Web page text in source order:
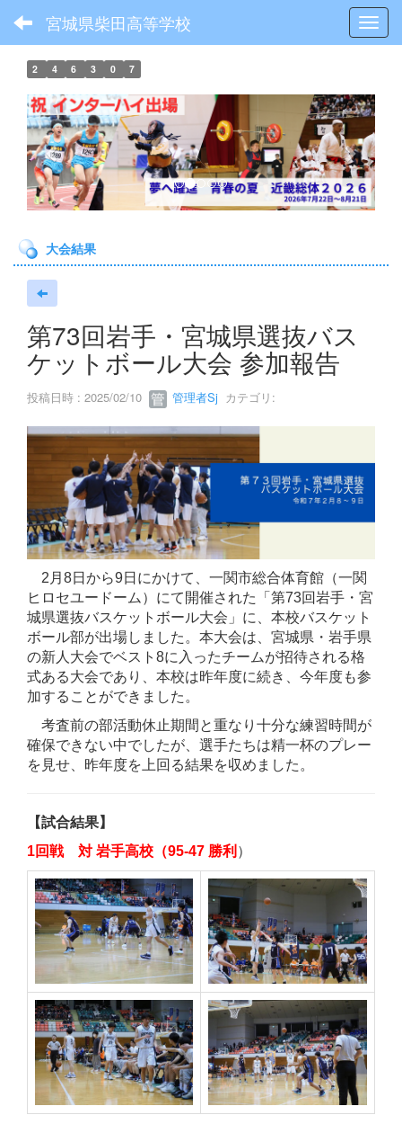
宮城県柴田高等学校
2 4 6 3 0 7
p
r
e
v
i
u
s
n
e
x
t
大会結果
第73回岩手・宮城県選抜バス
ケットボール大会 参加報告
投稿日時 : 2025/02/10 管理者Sj カテゴリ:
2月8日から9日にかけて、一関市総合体育館（一関
ヒロセユードーム）にて開催された「第73回岩手・宮
城県選抜バスケットボール大会」に、本校バスケット
ボール部が出場しました。本大会は、宮城県・岩手県
の新人大会でベスト8に入ったチームが招待される格
式ある大会であり、本校は昨年度に続き、今年度も参
加することができました。
考査前の部活動休止期間と重なり十分な練習時間が
確保できない中でしたが、選手たちは精一杯のプレー
を見せ、昨年度を上回る結果を収めました。
【試合結果】
1回戦 対 岩手高校（95-47 勝利 ）